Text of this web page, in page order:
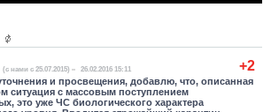
+2
(c нами с 25.07.2015) 26.02.2016 15:11
и просвещения, добавлю, что, описанная
ситуация с массовым поступлением
это уже ЧС биологического характера